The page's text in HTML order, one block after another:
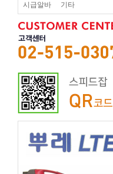
시급알바 기타